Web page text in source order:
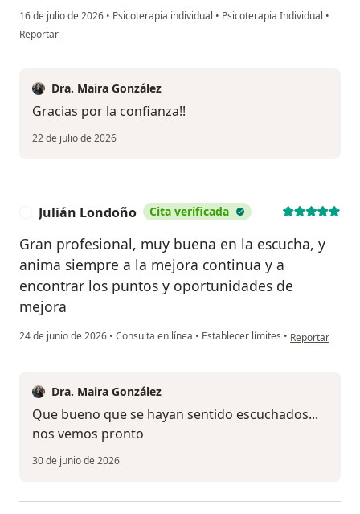
16 de julio de 2026 • Psicoterapia individual • Psicoterapia Individual •
en opinión del usuario Andrés Stiven Henao Rios
Reportar
Dra. Maira González
Gracias por la confianza!!
22 de julio de 2026
Julián Londoño Cita verificada
Gran profesional, muy buena en la escucha, y
anima siempre a la mejora continua y a
encontrar los puntos y oportunidades de
mejora
24 de junio de 2026 • Consulta en línea • Establecer límites • en opinión del
Reportar
Dra. Maira González
Que bueno que se hayan sentido escuchados...
nos vemos pronto
30 de junio de 2026